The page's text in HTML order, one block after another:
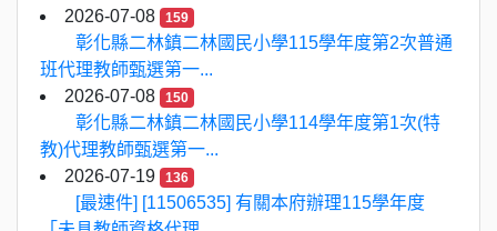
2026-07-08
159
彰化縣二林鎮二林國民小學115學年度第2次普通
班代理教師甄選第一...
2026-07-08
150
彰化縣二林鎮二林國民小學114學年度第1次(特
教)代理教師甄選第一...
2026-07-19
136
[最速件] [11506535] 有關本府辦理115學年度